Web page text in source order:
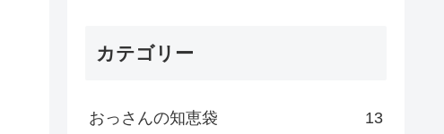
カテゴリー
おっさんの知恵袋 13